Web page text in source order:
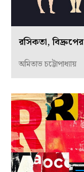
রসিকতা,
অমিতাভ চট্টোপাধ্যায়